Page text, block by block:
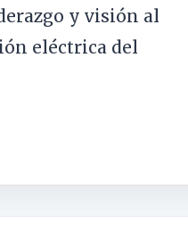
y visión al
eléctrica del